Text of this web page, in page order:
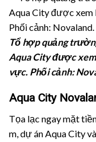
Tổ hợp quảng
Aqua City được
vực. Phối cảnh:
Aqua City
Tọa lạc ngay mặt
m, dự án Aqua City